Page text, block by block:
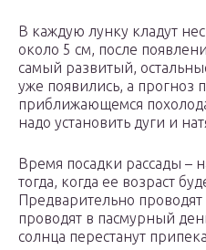
В каждую лунку кладут
около 5 см, после
самый развитый,
уже появились, а прогноз
приближающемся
надо установить дуги и
Время посадки рассады –
тогда, когда ее возраст
Предварительно
проводят в пасмурный
солнца перестанут